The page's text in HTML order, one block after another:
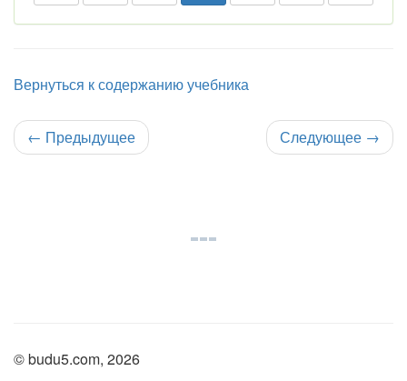
Вернуться к содержанию учебника
← Предыдущее Следующее →
© budu5.com, 2026